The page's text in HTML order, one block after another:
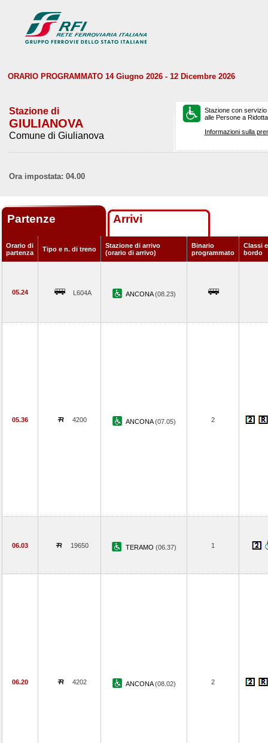
ORARIO PROGRAMMATO 14 Giugno 2026 - 12 Dicembre 2026
Stazione di
GIULIANOVA
Comune di Giulianova
Stazione con
alle Persone a
Informazioni sulla
Ora impostata: 04.00
Partenze Arrivi
Orario di
partenza
Tipo e n. di treno
Stazione di arrivo
(orario di arrivo)
Binario
programmato
Classi
bordo
05.24 L604A ANCONA(08.23)
05.36 4200 ANCONA(07.05) 2
06.03 19650 TERAMO (06.37) 1
06.20 4202 ANCONA(08.02) 2